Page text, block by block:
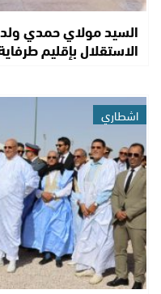
السيد مولاي حمدي
الاستقلال بإقليم
اشطاري